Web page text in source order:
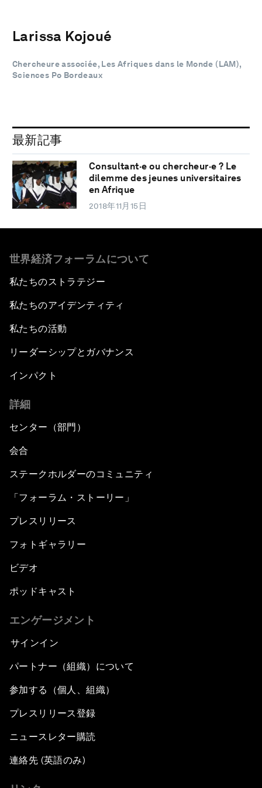
Larissa Kojoué
Chercheure associée, Les Afriques dans le Monde (LAM),
Sciences Po Bordeaux
最新記事
Consultant·e ou chercheur·e ? Le
dilemme des jeunes universitaires
en Afrique
2018年11月15日
世界経済フォーラムについて
私たちのストラテジー
私たちのアイデンティティ
私たちの活動
リーダーシップとガバナンス
インパクト
詳細
センター（部門）
会合
ステークホルダーのコミュニティ
「フォーラム・ストーリー」
プレスリリース
フォトギャラリー
ビデオ
ポッドキャスト
エンゲージメント
サインイン
パートナー（組織）について
参加する（個人、組織）
プレスリリース登録
ニュースレター購読
連絡先 (英語のみ)